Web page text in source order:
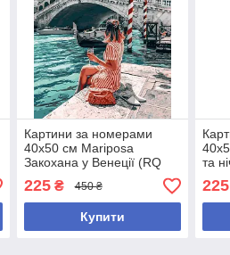
Картини за номерами
40х50 см Mariposa
Закохана у Венеції (RQ
225₴ 450 ₴
Купити
та
225